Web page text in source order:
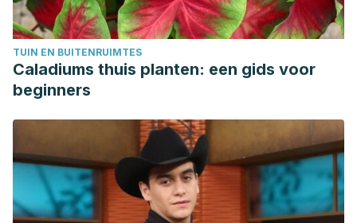
González Castro, M. I. (2006). Determinación de la
migración de monómeros y aditivos plásticos de envases
alimentarios. Disponible en:
https://digibug.ugr.es/bitstream/handle/10481/1005/
Juan-García, A., Gallego, C., & Font, G. (2015). Toxicidad
del Bisfenol A: Revisión. Revista de Toxicología, 32(2),
144-160. Disponible en:
https://www.redalyc.org/pdf/919/91942717014.pdf
Muñoz Llancao, C., & Parker Wichelhaus, J. (2017).
TUIN EN BUITENRUIMTES
Caladiums thuis planten: een gids voor
beginners